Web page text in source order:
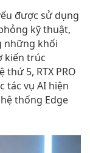
được sử dụng
kỹ thuật,
những khối
kiến trúc
5, RTX PRO
tác vụ AI hiện
thống Edge